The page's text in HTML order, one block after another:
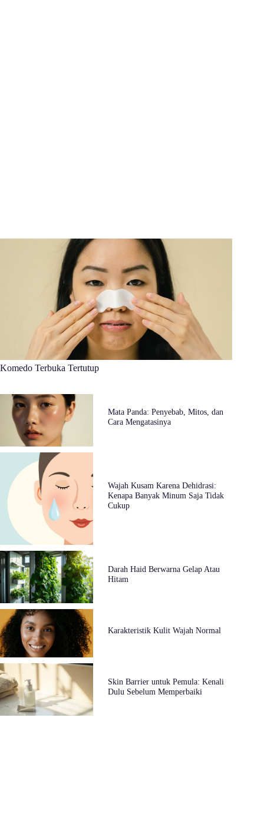
Komedo Terbuka Tertutup
Mata Panda: Penyebab, Mitos, dan
Cara Mengatasinya
Wajah Kusam Karena Dehidrasi:
Kenapa Banyak Minum Saja Tidak
Cukup
Darah Haid Berwarna Gelap Atau
Hitam
Karakteristik Kulit Wajah Normal
Skin Barrier untuk Pemula: Kenali
Dulu Sebelum Memperbaiki